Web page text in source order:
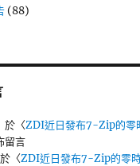
(88)
於〈ZDI近日發布7-Zip的零
留言
〈ZDI近日發布7-Zip的零